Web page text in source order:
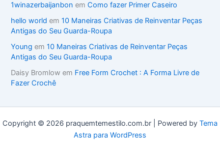
1winazerbaijanbon em Como fazer Primer Caseiro
hello world em10 Maneiras Criativas de Reinventar Peças
Antigas do Seu Guarda-Roupa
Young em10 Maneiras Criativas de Reinventar Peças
Antigas do Seu Guarda-Roupa
Daisy Bromlow em Free Form Crochet : A Forma Livre de
Fazer Crochê
Copyright © 2026 praquemtemestilo.com.br | Powered by Tema
Astra para WordPress